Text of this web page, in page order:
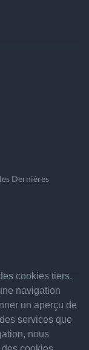
Dernières
cookies tiers.
navigation
un aperçu de
services que
nous